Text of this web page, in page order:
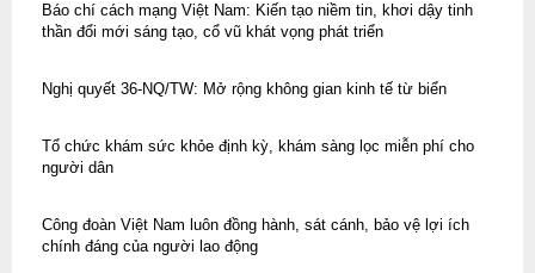
Báo chí cách mạng Việt Nam: Kiến tạo niềm tin, khơi dậy tinh
thần đổi mới sáng tạo, cổ vũ khát vọng phát triển
Nghị quyết 36-NQ/TW: Mở rộng không gian kinh tế từ biển
Tổ chức khám sức khỏe định kỳ, khám sàng lọc miễn phí cho
người dân
Công đoàn Việt Nam luôn đồng hành, sát cánh, bảo vệ lợi ích
chính đáng của người lao động